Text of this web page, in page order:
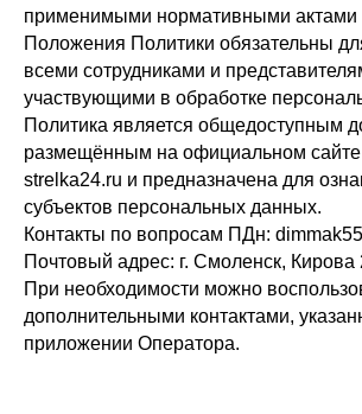
применимыми нормативными
Положения Политики обязательны
всеми сотрудниками и
участвующими в обработке
Политика является общедоступным
размещённым на официальном
strelka24.ru и предназначена для
субъектов персональных данных.
Контакты по вопросам ПДн:
Почтовый адрес: г. Смоленск, Кирова
При необходимости можно
дополнительными контактами,
приложении Оператора.